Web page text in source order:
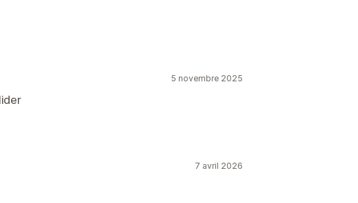
5 novembre 2025
7 avril 2026